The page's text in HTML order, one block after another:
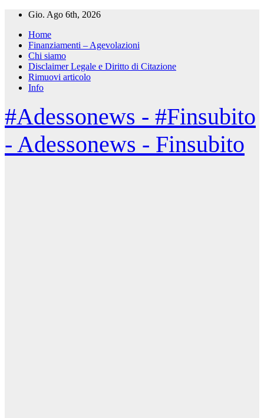
Salta
contenuto
Gio. Ago 6th, 2026
Home
Finanziamenti – Agevolazioni
Chi siamo
Disclaimer Legale e Diritto di Citazione
Rimuovi articolo
Info
#Adessonews - #Finsubito
- Adessonews - Finsubito